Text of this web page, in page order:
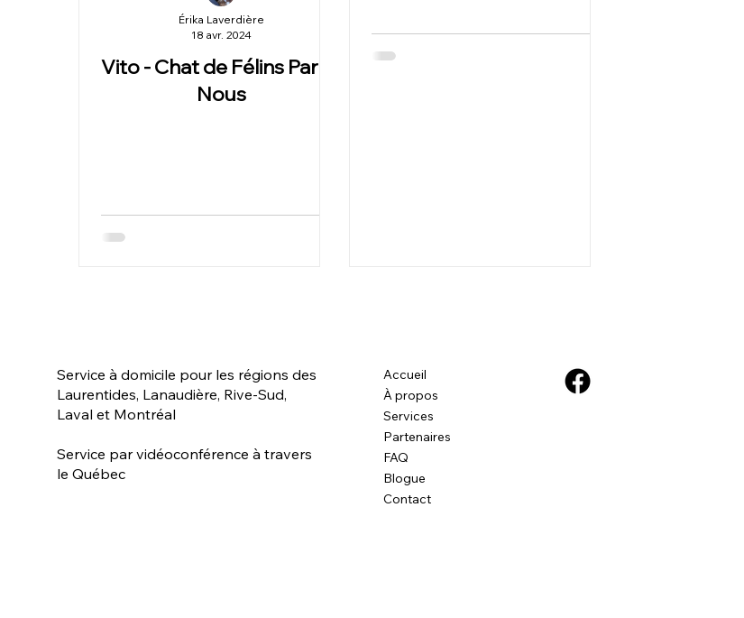
Vito - Chat de Félins Parmi
Nous
Érika Laverdière
18 avr. 2024
Service à domicile pour les régions des
Laurentides, Lanaudière, Rive-Sud,
Laval et Montréal
Service par vidéoconférence à travers
le Québec
Accueil
À propos
Services
Partenaires
FAQ
Blogue
Contact